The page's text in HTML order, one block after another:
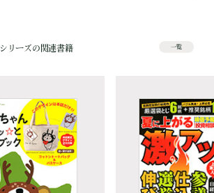
シリーズの関連書籍 一覧